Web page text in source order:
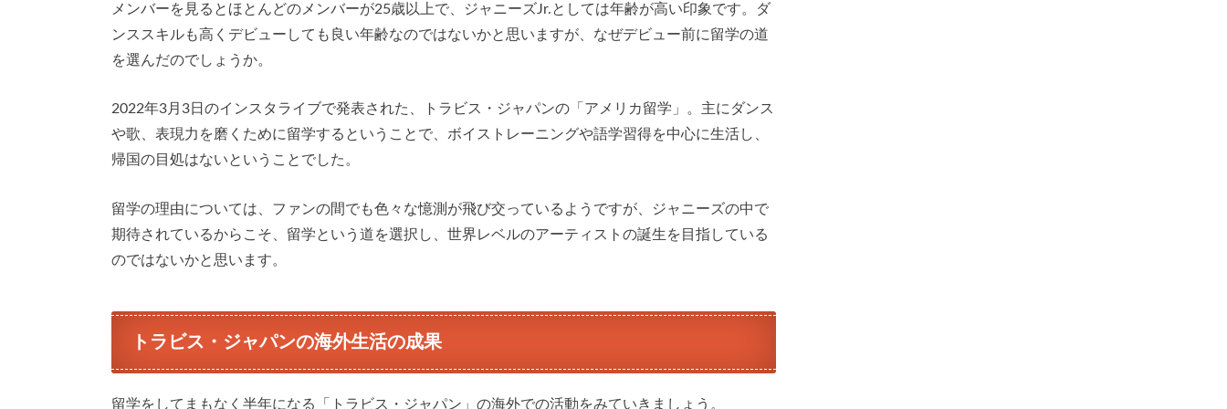
メンバーを見るとほとんどのメンバーが25歳以上で、ジャニーズJr.としては年齢が高い印象です。ダ
ンススキルも高くデビューしても良い年齢なのではないかと思いますが、なぜデビュー前に留学の道
を選んだのでしょうか。
2022年3月3日のインスタライブで発表された、トラビス・ジャパンの「アメリカ留学」。主にダンス
や歌、表現力を磨くために留学するということで、ボイストレーニングや語学習得を中心に生活し、
帰国の目処はないということでした。
留学の理由については、ファンの間でも色々な憶測が飛び交っているようですが、ジャニーズの中で
期待されているからこそ、留学という道を選択し、世界レベルのアーティストの誕生を目指している
のではないかと思います。
トラビス・ジャパンの海外生活の成果
留学をしてまもなく半年になる「トラビス・ジャパン」の海外での活動をみていきましょう。